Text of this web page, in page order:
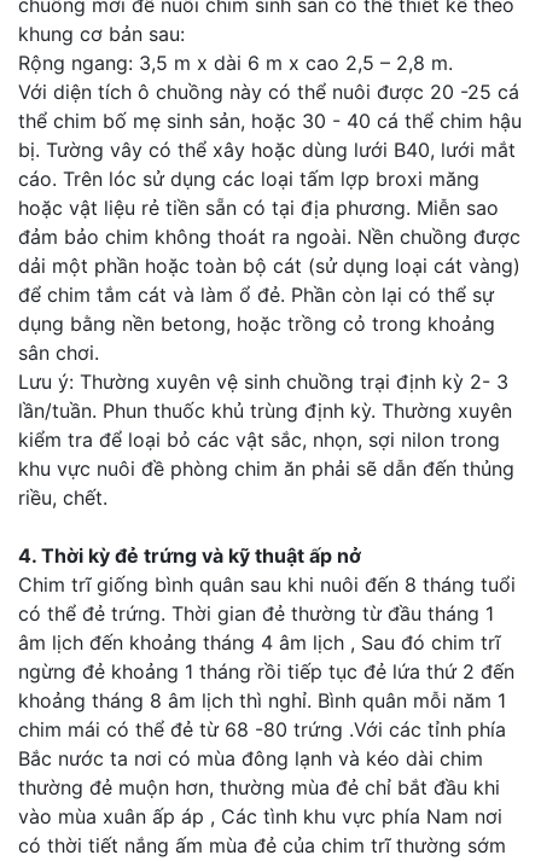
chuồng mới để nuôi chim sinh sản có thể thiết kế theo
khung cơ bản sau:
Rộng ngang: 3,5 m x dài 6 m x cao 2,5 – 2,8 m.
Với diện tích ô chuồng này có thể nuôi được 20 -25 cá
thể chim bố mẹ sinh sản, hoặc 30 - 40 cá thể chim hậu
bị. Tường vây có thể xây hoặc dùng lưới B40, lưới mắt
cáo. Trên lóc sử dụng các loại tấm lợp broxi măng
hoặc vật liệu rẻ tiền sẵn có tại địa phương. Miễn sao
đảm bảo chim không thoát ra ngoài. Nền chuồng được
dải một phần hoặc toàn bộ cát (sử dụng loại cát vàng)
để chim tắm cát và làm ổ đẻ. Phần còn lại có thể sự
dụng bằng nền betong, hoặc trồng cỏ trong khoảng
sân chơi.
Lưu ý: Thường xuyên vệ sinh chuồng trại định kỳ 2- 3
lần/tuần. Phun thuốc khủ trùng định kỳ. Thường xuyên
kiểm tra để loại bỏ các vật sắc, nhọn, sợi nilon trong
khu vực nuôi đề phòng chim ăn phải sẽ dẫn đến thủng
riều, chết.
4. Thời kỳ đẻ trứng và kỹ thuật ấp nở
Chim trĩ giống bình quân sau khi nuôi đến 8 tháng tuổi
có thể đẻ trứng. Thời gian đẻ thường từ đầu tháng 1
âm lịch đến khoảng tháng 4 âm lịch , Sau đó chim trĩ
ngừng đẻ khoảng 1 tháng rồi tiếp tục đẻ lứa thứ 2 đến
khoảng tháng 8 âm lịch thì nghỉ. Bình quân mỗi năm 1
chim mái có thể đẻ từ 68 -80 trứng .Với các tỉnh phía
Bắc nước ta nơi có mùa đông lạnh và kéo dài chim
thường đẻ muộn hơn, thường mùa đẻ chỉ bắt đầu khi
vào mùa xuân ấp áp , Các tình khu vực phía Nam nơi
có thời tiết nắng ấm mùa đẻ của chim trĩ thường sớm